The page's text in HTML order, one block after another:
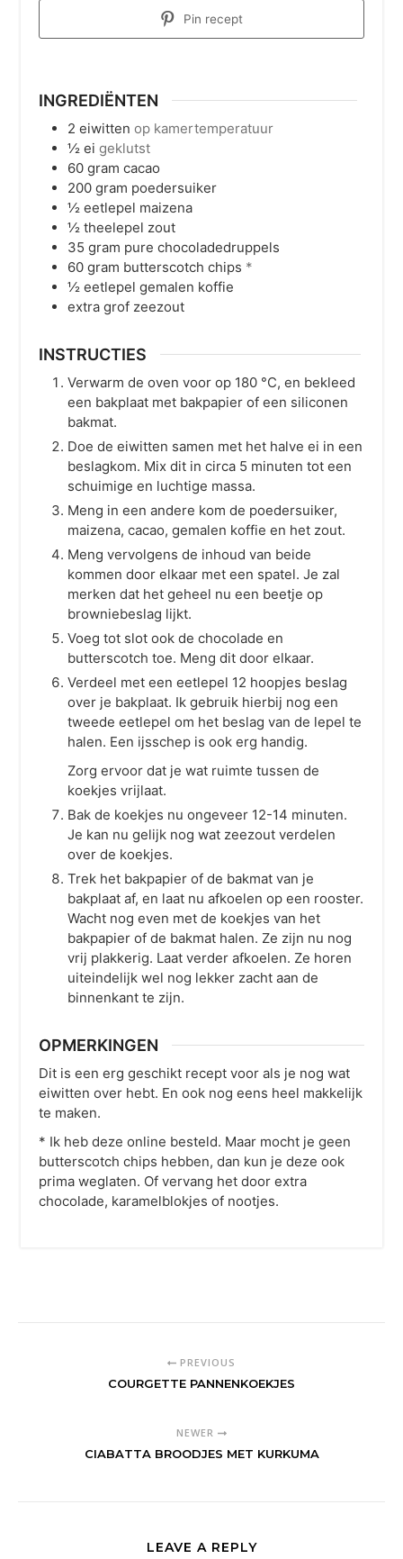
Pin recept
INGREDIËNTEN
2 eiwitten op kamertemperatuur
½ ei geklutst
60 gram cacao
200 gram poedersuiker
½ eetlepel maizena
½ theelepel zout
35 gram pure chocoladedruppels
60 gram butterscotch chips *
½ eetlepel gemalen koffie
extra grof zeezout
INSTRUCTIES
Verwarm de oven voor op 180 °C, en bekleed
een bakplaat met bakpapier of een siliconen
bakmat.
Doe de eiwitten samen met het halve ei in een
beslagkom. Mix dit in circa 5 minuten tot een
schuimige en luchtige massa.
Meng in een andere kom de poedersuiker,
maizena, cacao, gemalen koffie en het zout.
Meng vervolgens de inhoud van beide
kommen door elkaar met een spatel. Je zal
merken dat het geheel nu een beetje op
browniebeslag lijkt.
Voeg tot slot ook de chocolade en
butterscotch toe. Meng dit door elkaar.
Verdeel met een eetlepel 12 hoopjes beslag
over je bakplaat. Ik gebruik hierbij nog een
tweede eetlepel om het beslag van de lepel te
halen. Een ijsschep is ook erg handig.
Zorg ervoor dat je wat ruimte tussen de
koekjes vrijlaat.
Bak de koekjes nu ongeveer 12-14 minuten.
Je kan nu gelijk nog wat zeezout verdelen
over de koekjes.
Trek het bakpapier of de bakmat van je
bakplaat af, en laat nu afkoelen op een rooster.
Wacht nog even met de koekjes van het
bakpapier of de bakmat halen. Ze zijn nu nog
vrij plakkerig. Laat verder afkoelen. Ze horen
uiteindelijk wel nog lekker zacht aan de
binnenkant te zijn.
OPMERKINGEN
Dit is een erg geschikt recept voor als je nog wat
eiwitten over hebt. En ook nog eens heel makkelijk
te maken.
* Ik heb deze online besteld. Maar mocht je geen
butterscotch chips hebben, dan kun je deze ook
prima weglaten. Of vervang het door extra
chocolade, karamelblokjes of nootjes.
PREVIOUS
COURGETTE PANNENKOEKJES
NEWER
CIABATTA BROODJES MET KURKUMA
LEAVE A REPLY